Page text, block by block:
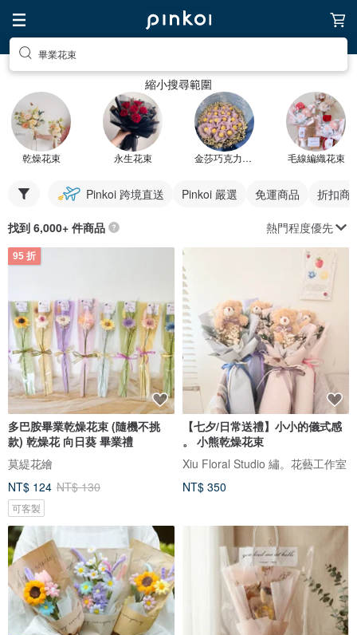
畢業花束
縮小搜尋範圍
乾燥花束 永生花束 金莎巧克力花束 毛線編織花束
Pinkoi 跨境直送 Pinkoi 嚴選 免運商品 折扣商
找到 6,000+ 件商品 熱門程度優先
95 折
多巴胺畢業乾燥花束 (隨機不挑
款) 乾燥花 向日葵 畢業禮
莫緹花繪
NT$ 124 NT$ 130
可客製
【七夕/日常送禮】小小的儀式感
。 小熊乾燥花束
Xiu Floral Studio 繡。花藝工作室
NT$ 350